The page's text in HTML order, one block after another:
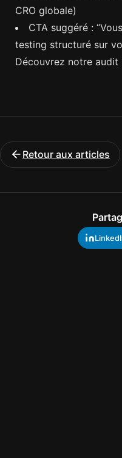
CRO globale)
CTA suggéré :
testing structuré sur
Découvrez notre audit
Retour aux articles